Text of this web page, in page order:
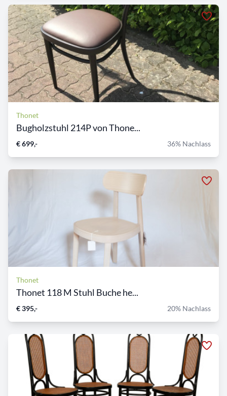
Thonet
Bugholzstuhl 214P von Thone...
€ 699,- 36% Nachlass
Thonet
Thonet 118 M Stuhl Buche he...
€ 395,- 20% Nachlass